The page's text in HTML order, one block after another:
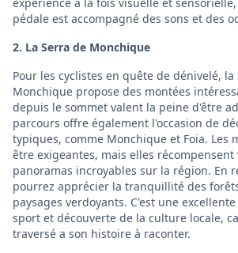
pédale est accompagné des sons et des
2. La Serra de Monchique
Pour les cyclistes en quête de dénivelé, la
Monchique propose des montées
depuis le sommet valent la peine d'être
parcours offre également l'occasion de
typiques, comme Monchique et Foia. Les
être exigeantes, mais elles
panoramas incroyables sur la région. En
pourrez apprécier la tranquillité des
paysages verdoyants. C'est une
sport et découverte de la culture locale,
traversé a son histoire à raconter.